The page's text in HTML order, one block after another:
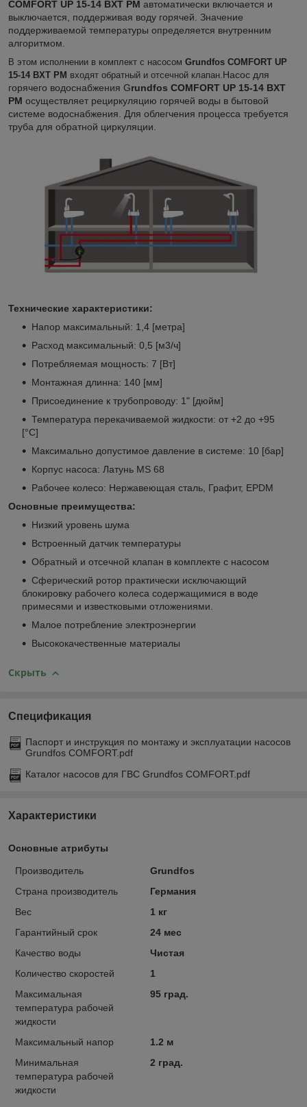
COMFORT UP 15-14 BXT PM автоматически включается и
выключается, поддерживая воду горячей. Значение
поддерживаемой температуры определяется внутренним
алгоритмом.
В этом исполнении в комплект с насосом Grundfos COMFORT UP
15-14 BXT PM входят обратный и отсечной клапан. Насос для
горячего водоснабжения Grundfos COMFORT UP 15-14 BXT
PM осуществляет рециркуляцию горячей воды в бытовой
системе водоснабжения. Для облегчения процесса требуется
труба для обратной циркуляции.
Технические характеристики:
Напор максимальный: 1,4 [метра]
Расход максимальный: 0,5 [м3/ч]
Потребляемая мощность: 7 [Вт]
Монтажная длинна: 140 [мм]
Присоединение к трубопроводу: 1" [дюйм]
Температура перекачиваемой жидкости: от +2 до +95
[°C]
Максимально допустимое давление в системе: 10 [бар]
Корпус насоса: Латунь MS 68
Рабочее колесо: Нержавеющая сталь, Графит, EPDM
Основные преимущества:
Низкий уровень шума
Встроенный датчик температуры
Обратный и отсечной клапан в комплекте с насосом
Сферический ротор практически исключающий
блокировку рабочего колеса содержащимися в воде
примесями и известковыми отложениями.
Малое потребление электроэнергии
Высококачественные материалы
Скрыть
Спецификация
Паспорт и инструкция по монтажу и эксплуатации насосов
Grundfos COMFORT.pdf
Каталог насосов для ГВС Grundfos COMFORT.pdf
Характеристики
Основные атрибуты
Производитель
Grundfos
Страна производитель
Германия
Вес
1 кг
Гарантийный срок
24 мес
Качество воды
Чистая
Количество скоростей
1
Максимальная
температура рабочей
жидкости
95 град.
Максимальный напор
1.2 м
Минимальная
температура рабочей
жидкости
2 град.